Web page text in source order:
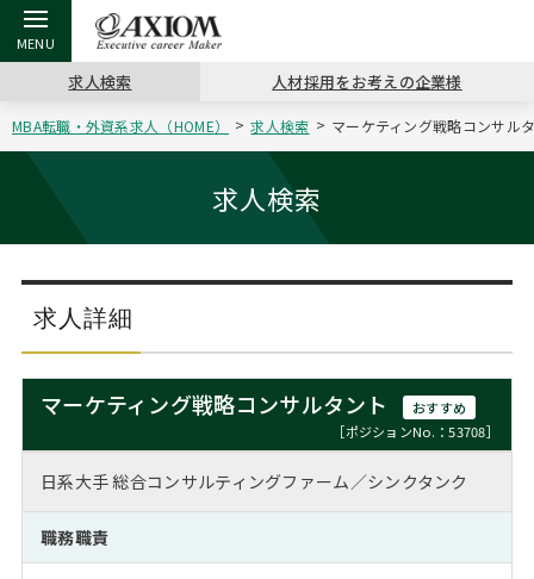
戻る
アクシアムの特長
戻る
コンサ
サービス案内
戻る
キャリ
コンサルタントの紹介
戻る
キャリア支援 TOP
キャリアデザイン講座
（最新求人市場動向）
戻る
MBAの
おわり
ステージ別アドバイス
MBAの転職事例
MBAからのFAQ
MBA留学生数の推移
戻る
日本か
戻る
転職ツール TOP
英文レジュメの書き方
戻る
パワー
職務経歴書の書き方
外資系／面接攻略のコツ
戻る
転職コラム TOP
“展”職相談室
転職市場の明日をよめ
キャリアに効く一冊
注目企業インタビュー
戻る
イベント・セミナー TOP
ジョブフェア
キャリアデザインセミナー
プロ経営者の特別セミナー
Career Talk Live
戻る
会社概要 TOP
沿革
主なクライアント
パブリシティ
ニュースリリース
求人検索 人材採用をお考えの企業様
MBA転職・外資系求人（HOME） 求人検索 マーケティング戦略コンサル
求人検索
求人詳細
マーケティング戦略コンサルタント
おすすめ
［ポジションNo.：53708］
日系大手 総合コンサルティングファーム／シンクタンク
職務職責